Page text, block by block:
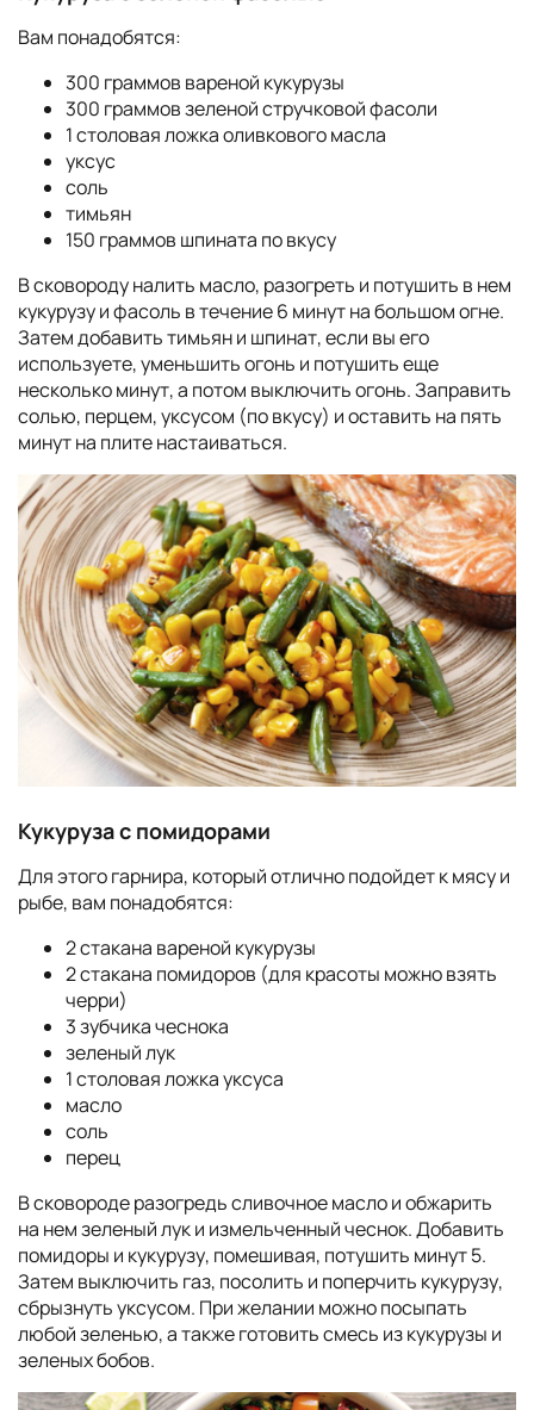
Вам понадобятся:
300 граммов вареной кукурузы
300 граммов зеленой стручковой фасоли
1 столовая ложка оливкового масла
уксус
соль
тимьян
150 граммов шпината по вкусу
В сковороду налить масло, разогреть и потушить в нем
кукурузу и фасоль в течение 6 минут на большом огне.
Затем добавить тимьян и шпинат, если вы его
используете, уменьшить огонь и потушить еще
несколько минут, а потом выключить огонь. Заправить
солью, перцем, уксусом (по вкусу) и оставить на пять
минут на плите настаиваться.
Кукуруза с помидорами
Для этого гарнира, который отлично подойдет к мясу и
рыбе, вам понадобятся:
2 стакана вареной кукурузы
2 стакана помидоров (для красоты можно взять
черри)
3 зубчика чеснока
зеленый лук
1 столовая ложка уксуса
масло
соль
перец
В сковороде разогредь сливочное масло и обжарить
на нем зеленый лук и измельченный чеснок. Добавить
помидоры и кукурузу, помешивая, потушить минут 5.
Затем выключить газ, посолить и поперчить кукурузу,
сбрызнуть уксусом. При желании можно посыпать
любой зеленью, а также готовить смесь из кукурузы и
зеленых бобов.